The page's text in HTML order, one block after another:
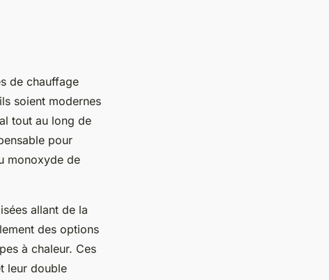
de chauffage
soient modernes
tout au long de
pour
monoxyde de
allant de la
des options
à chaleur. Ces
leur double